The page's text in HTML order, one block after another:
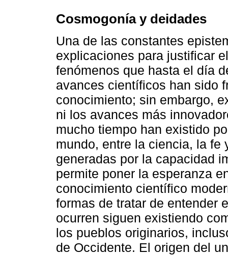
Cosmogonía y deidades
Una de las constantes
explicaciones para justificar
fenómenos que hasta el día
avances científicos han sido
conocimiento; sin embargo,
ni los avances más
mucho tiempo han existido
mundo, entre la ciencia, la fe
generadas por la capacidad
permite poner la esperanza
conocimiento científico
formas de tratar de entender
ocurren siguen existiendo
los pueblos originarios,
de Occidente. El origen del